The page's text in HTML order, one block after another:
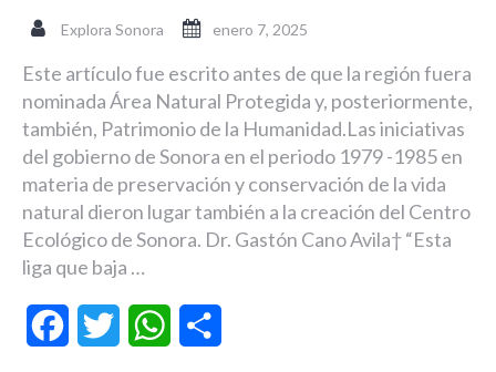
Explora Sonora enero 7, 2025
Este artículo fue escrito antes de que la región fuera
nominada Área Natural Protegida y, posteriormente,
también, Patrimonio de la Humanidad.Las iniciativas
del gobierno de Sonora en el periodo 1979 -1985 en
materia de preservación y conservación de la vida
natural dieron lugar también a la creación del Centro
Ecológico de Sonora. Dr. Gastón Cano Avila† “Esta
liga que baja …
FacebookTwitter WhatsApp